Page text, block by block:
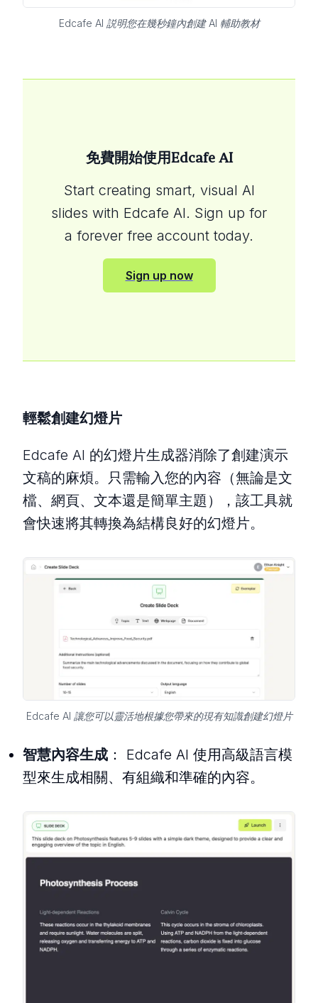
Edcafe AI 説明您在幾秒鐘內創建 AI 輔助教材
免費開始使用Edcafe AI
Start creating smart, visual AI
slides with Edcafe AI. Sign up for
a forever free account today.
Sign up now
輕鬆創建幻燈片
Edcafe AI 的幻燈片生成器消除了創建演示
文稿的麻煩。只需輸入您的內容（無論是文
檔、網頁、文本還是簡單主題），該工具就
會快速將其轉換為結構良好的幻燈片。
Edcafe AI 讓您可以靈活地根據您帶來的現有知識創建幻燈片
智慧內容生成 ： Edcafe AI 使用高級語言模
型來生成相關、有組織和準確的內容。